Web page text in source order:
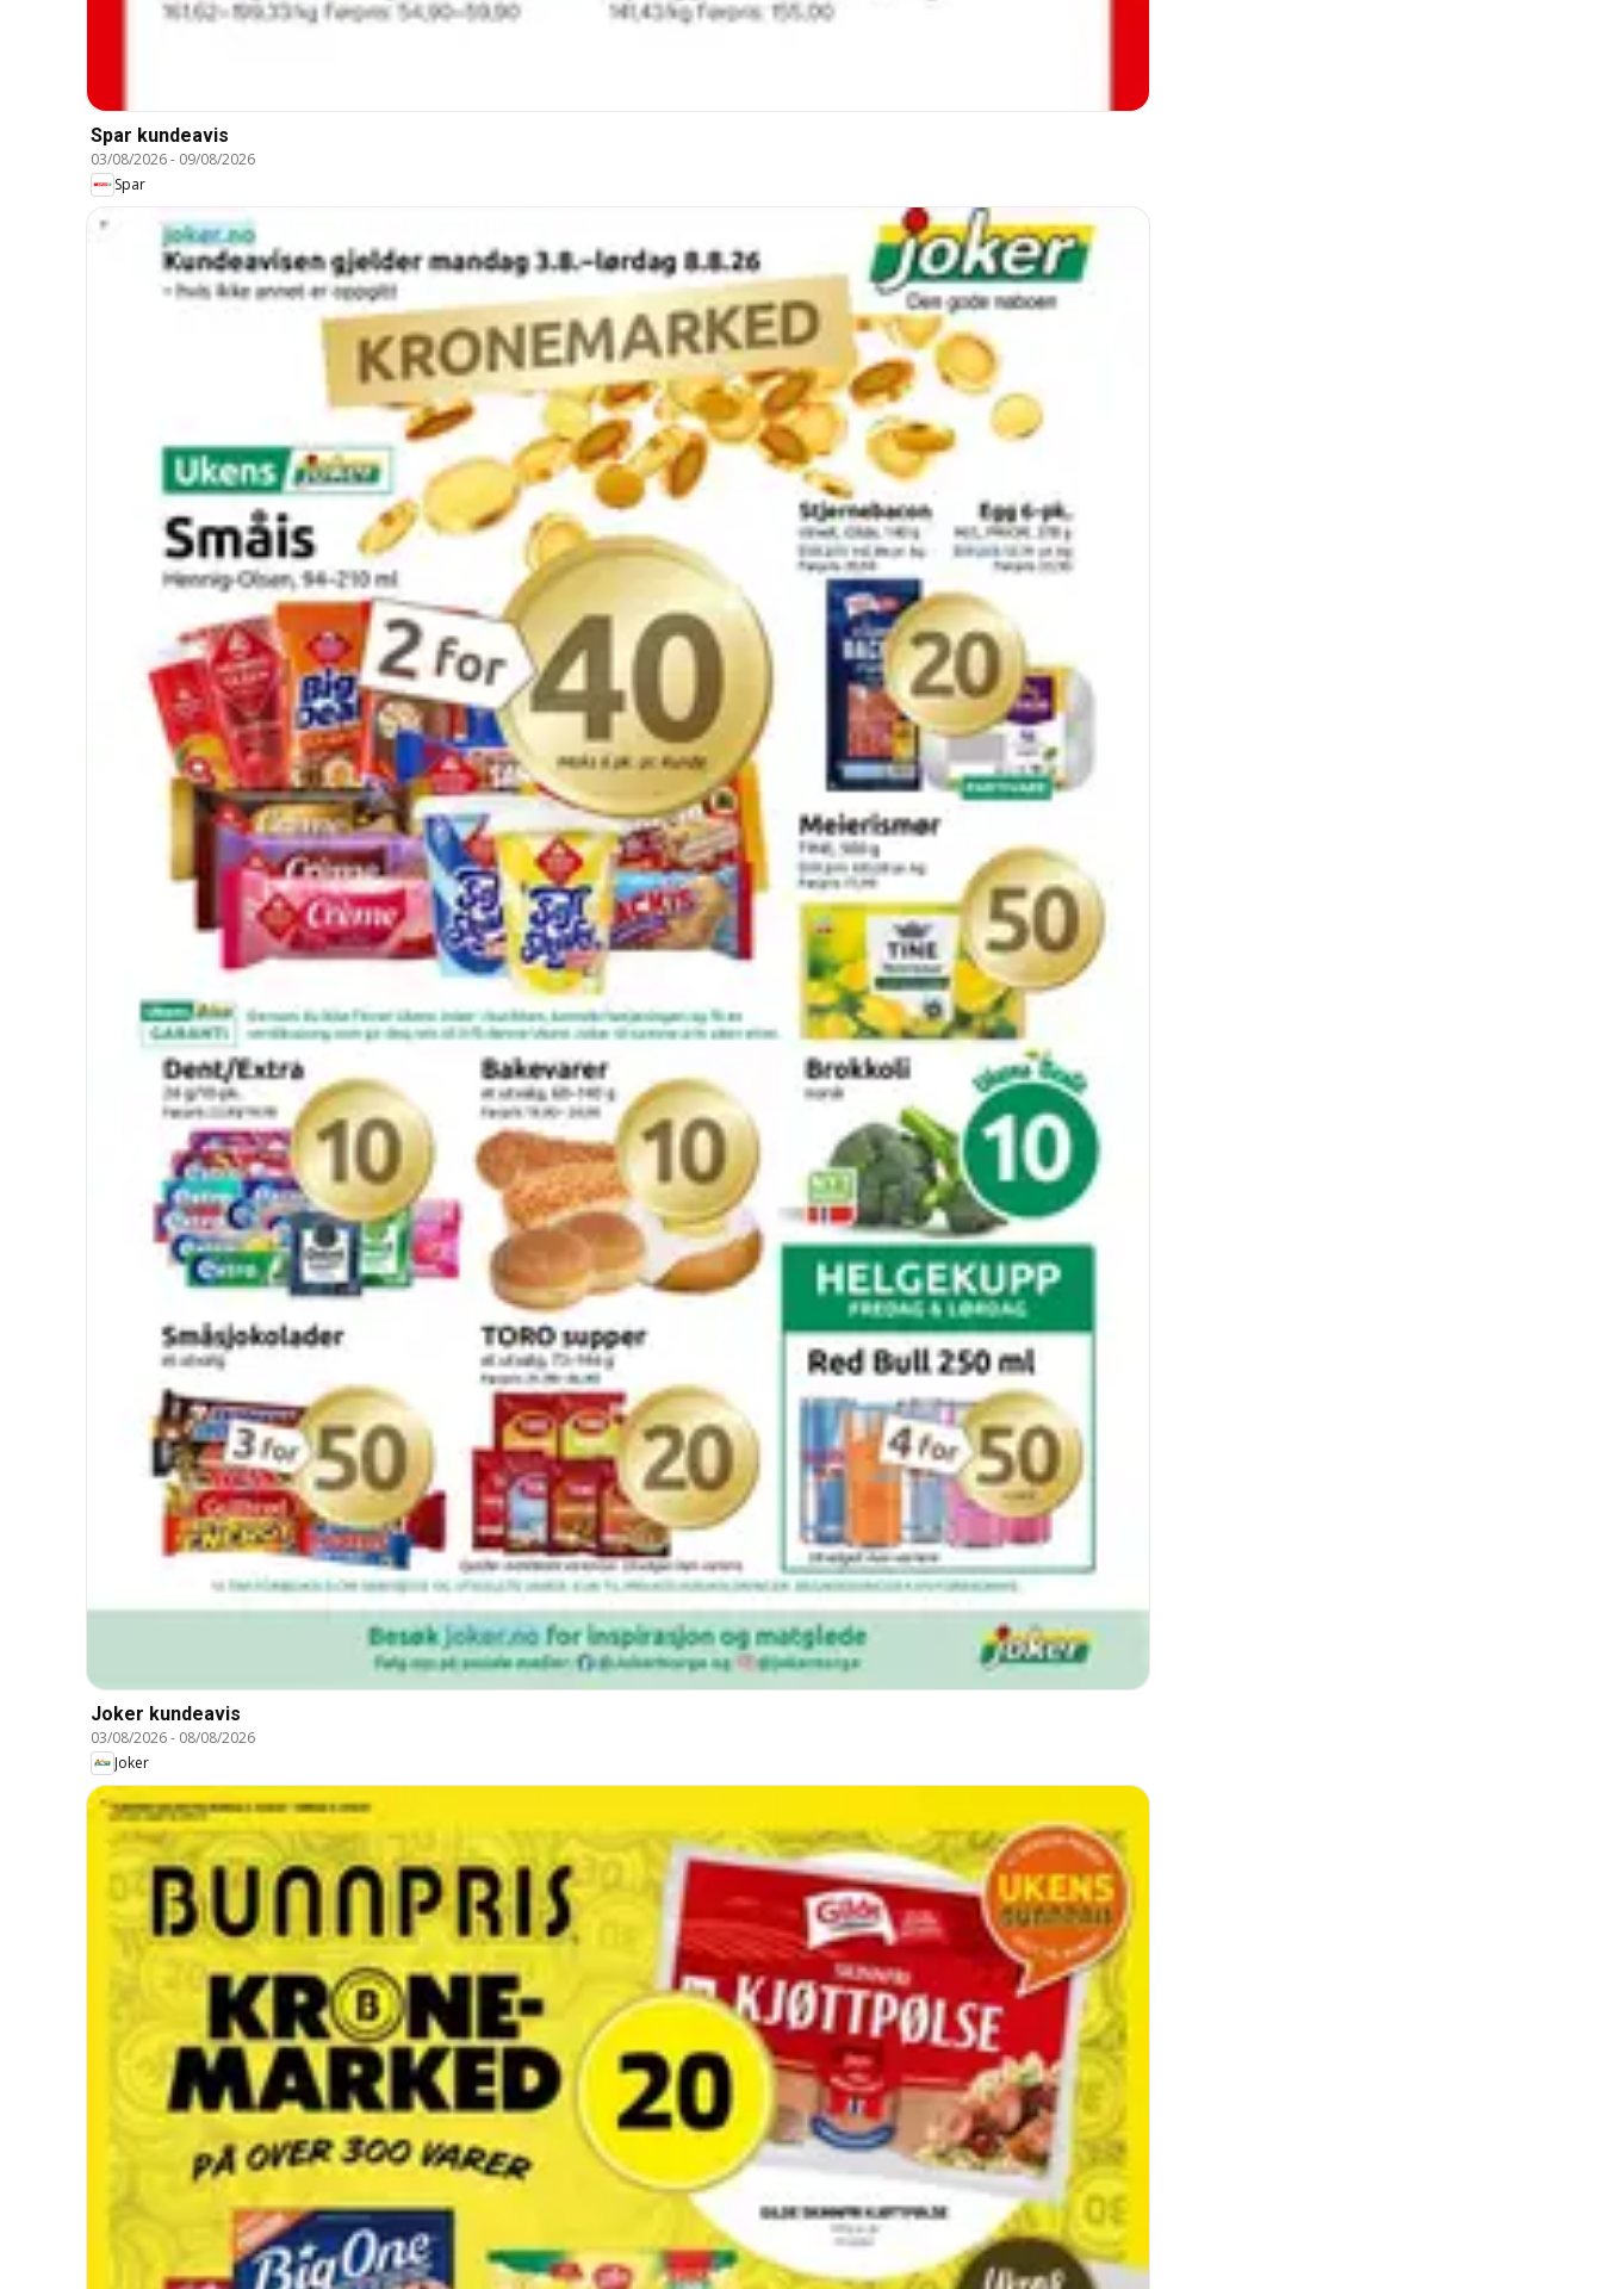
Spar kundeavis
03/08/2026- 09/08/2026
Spar
Joker kundeavis
03/08/2026- 08/08/2026
Joker